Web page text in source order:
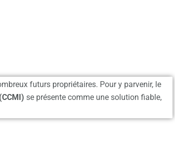
futurs propriétaires. Pour y parvenir, le
CCMI) se présente comme une solution fiable,